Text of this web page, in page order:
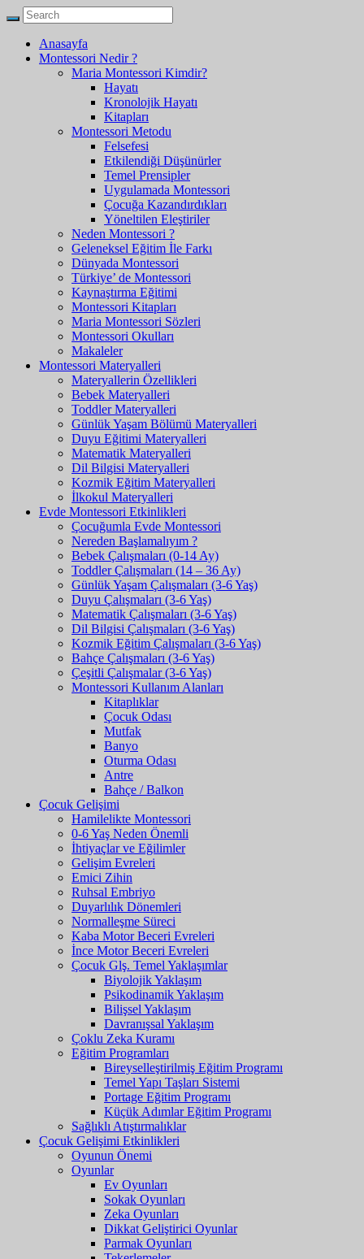
Anasayfa
Montessori Nedir ?
Maria Montessori Kimdir?
Hayatı
Kronolojik Hayatı
Kitapları
Montessori Metodu
Felsefesi
Etkilendiği Düşünürler
Temel Prensipler
Uygulamada Montessori
Çocuğa Kazandırdıkları
Yöneltilen Eleştiriler
Neden Montessori ?
Geleneksel Eğitim İle Farkı
Dünyada Montessori
Türkiye’ de Montessori
Kaynaştırma Eğitimi
Montessori Kitapları
Maria Montessori Sözleri
Montessori Okulları
Makaleler
Montessori Materyalleri
Materyallerin Özellikleri
Bebek Materyalleri
Toddler Materyalleri
Günlük Yaşam Bölümü Materyalleri
Duyu Eğitimi Materyalleri
Matematik Materyalleri
Dil Bilgisi Materyalleri
Kozmik Eğitim Materyalleri
İlkokul Materyalleri
Evde Montessori Etkinlikleri
Çocuğumla Evde Montessori
Nereden Başlamalıyım ?
Bebek Çalışmaları (0-14 Ay)
Toddler Çalışmaları (14 – 36 Ay)
Günlük Yaşam Çalışmaları (3-6 Yaş)
Duyu Çalışmaları (3-6 Yaş)
Matematik Çalışmaları (3-6 Yaş)
Dil Bilgisi Çalışmaları (3-6 Yaş)
Kozmik Eğitim Çalışmaları (3-6 Yaş)
Bahçe Çalışmaları (3-6 Yaş)
Çeşitli Çalışmalar (3-6 Yaş)
Montessori Kullanım Alanları
Kitaplıklar
Çocuk Odası
Mutfak
Banyo
Oturma Odası
Antre
Bahçe / Balkon
Çocuk Gelişimi
Hamilelikte Montessori
0-6 Yaş Neden Önemli
İhtiyaçlar ve Eğilimler
Gelişim Evreleri
Emici Zihin
Ruhsal Embriyo
Duyarlılık Dönemleri
Normalleşme Süreci
Kaba Motor Beceri Evreleri
İnce Motor Beceri Evreleri
Çocuk Glş. Temel Yaklaşımlar
Biyolojik Yaklaşım
Psikodinamik Yaklaşım
Bilişsel Yaklaşım
Davranışsal Yaklaşım
Çoklu Zeka Kuramı
Eğitim Programları
Bireyselleştirilmiş Eğitim Programı
Temel Yapı Taşları Sistemi
Portage Eğitim Programı
Küçük Adımlar Eğitim Programı
Sağlıklı Atıştırmalıklar
Çocuk Gelişimi Etkinlikleri
Oyunun Önemi
Oyunlar
Ev Oyunları
Sokak Oyunları
Zeka Oyunları
Dikkat Geliştirici Oyunlar
Parmak Oyunları